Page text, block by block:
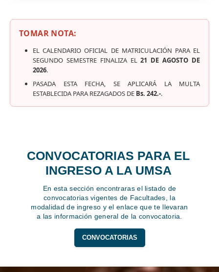
TOMAR NOTA:
EL CALENDARIO OFICIAL DE MATRICULACIÓN PARA EL
SEGUNDO SEMESTRE FINALIZA EL21 DE AGOSTO DE
2026.
PASADA ESTA FECHA, SE APLICARÁ LA MULTA
ESTABLECIDA PARA REZAGADOS DE Bs. 242.-.
CONVOCATORIAS PARA EL
INGRESO A LA UMSA
En esta sección encontraras el listado de
convocatorias vigentes de Facultades, la
modalidad de ingreso y el enlace que te llevaran
a las información general de la convocatoria.
CONVOCATORIAS